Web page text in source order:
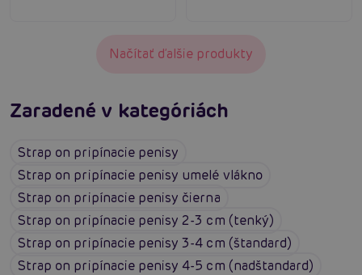
Načítať ďalšie produkty
Zaradené v kategóriách
Strap on pripínacie penisy
Strap on pripínacie penisy umelé vlákno
Strap on pripínacie penisy čierna
Strap on pripínacie penisy 2-3 cm (tenký)
Strap on pripínacie penisy 3-4 cm (štandard)
Strap on pripínacie penisy 4-5 cm (nadštandard)